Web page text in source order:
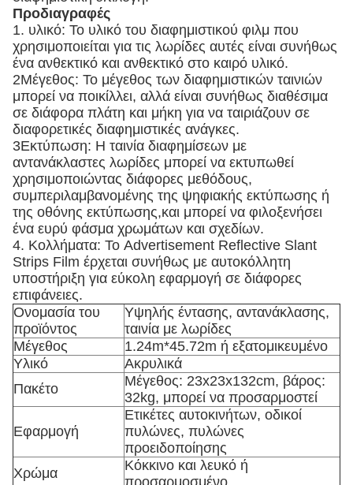
Προδιαγραφές
1. υλικό: Το υλικό του διαφημιστικού φιλμ που
χρησιμοποιείται για τις λωρίδες αυτές είναι συνήθως
ένα ανθεκτικό και ανθεκτικό στο καιρό υλικό.
2Μέγεθος: Το μέγεθος των διαφημιστικών ταινιών
μπορεί να ποικίλλει, αλλά είναι συνήθως διαθέσιμα
σε διάφορα πλάτη και μήκη για να ταιριάζουν σε
διαφορετικές διαφημιστικές ανάγκες.
3Εκτύπωση: Η ταινία διαφημίσεων με
αντανάκλαστες λωρίδες μπορεί να εκτυπωθεί
χρησιμοποιώντας διάφορες μεθόδους,
συμπεριλαμβανομένης της ψηφιακής εκτύπωσης ή
της οθόνης εκτύπωσης,και μπορεί να φιλοξενήσει
ένα ευρύ φάσμα χρωμάτων και σχεδίων.
4. Κολλήματα: Το Advertisement Reflective Slant
Strips Film έρχεται συνήθως με αυτοκόλλητη
υποστήριξη για εύκολη εφαρμογή σε διάφορες
επιφάνειες.
Ονομασία του
προϊόντος
Υψηλής έντασης, αντανάκλασης,
ταινία με λωρίδες
Μέγεθος
1.24m*45.72m ή εξατομικευμένο
Υλικό
Ακρυλικά
Πακέτο
Μέγεθος: 23x23x132cm, βάρος:
32kg, μπορεί να προσαρμοστεί
Εφαρμογή
Ετικέτες αυτοκινήτων, οδικοί
πυλώνες, πυλώνες
προειδοποίησης
Χρώμα
Κόκκινο και λευκό ή
προσαρμοσμένο